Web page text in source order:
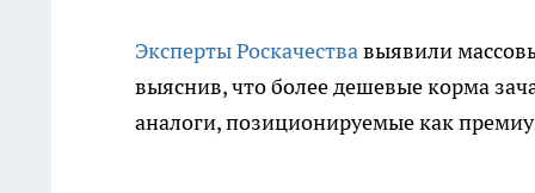
Эксперты Роскачествавыявили
выяснив, что более дешевые корма
аналоги, позиционируемые как